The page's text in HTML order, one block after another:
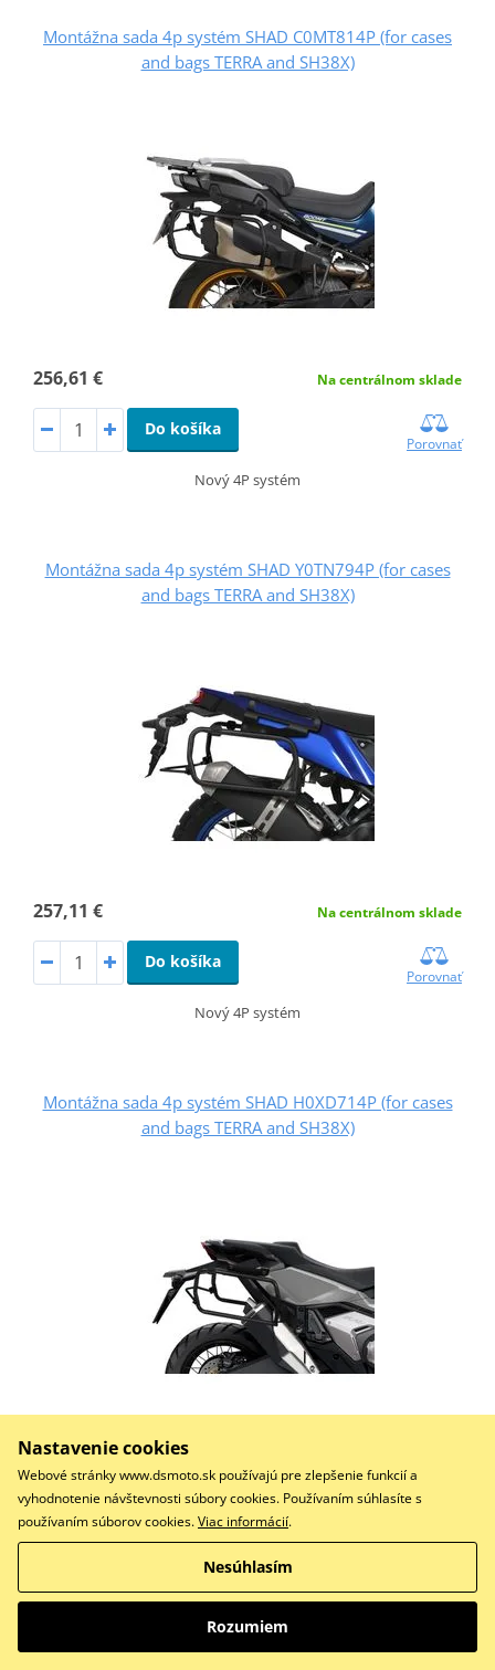
Montážna sada 4p systém SHAD C0MT814P (for cases
and bags TERRA and SH38X)
256,61 € Na centrálnom sklade
Do košíka
Porovnať
Nový 4P systém
Montážna sada 4p systém SHAD Y0TN794P (for cases
and bags TERRA and SH38X)
257,11 € Na centrálnom sklade
Do košíka
Porovnať
Nový 4P systém
Montážna sada 4p systém SHAD H0XD714P (for cases
and bags TERRA and SH38X)
267,27 €
Do košíka
Porovnať
Nový 4P systém
Nastavenie cookies
Webové stránky www.dsmoto.sk používajú pre zlepšenie funkcií a
vyhodnotenie návštevnosti súbory cookies. Používaním súhlasíte s
používaním súborov cookies.Viac informácií.
Nesúhlasím
Rozumiem